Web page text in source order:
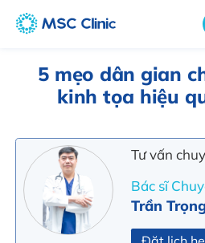
5 mẹo dân gian
kinh tọa hiệu
Tư vấn
Bác sĩ
Trần